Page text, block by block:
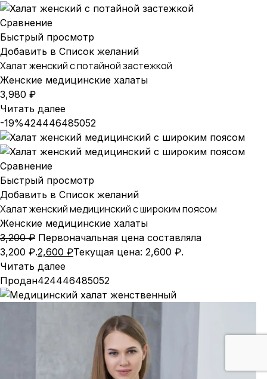
Сравнение
Быстрый просмотр
Добавить в Список желаний
Халат женский с потайной застежкой
Женские медицинские халаты
3,980 ₽
Читать далее
-19%424446485052
Сравнение
Быстрый просмотр
Добавить в Список желаний
Халат женский медицинский с широким поясом
Женские медицинские халаты
3,200₽ Первоначальная цена составляла
3,200 ₽.2,600 ₽Текущая цена: 2,600 ₽.
Читать далее
Продан424446485052